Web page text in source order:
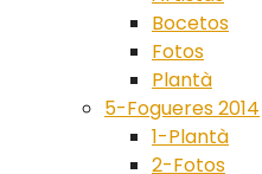
Bocetos
Fotos
Plantà
5-Fogueres 2014
1-Plantà
2-Fotos